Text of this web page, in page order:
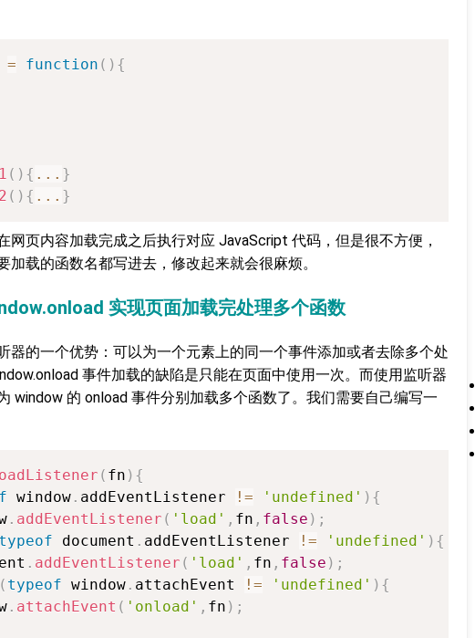
= function ( ) {
( ) { ... }
( ) { ... }
网页内容加载完成之后执行对应 JavaScript 代码，但是很不方便，
加载的函数名都写进去，修改起来就会很麻烦。
实现页面加载完处理多个函数
器的一个优势：可以为一个元素上的同一个事件添加或者去除多个处
事件加载的缺陷是只能在页面中使用一次。而使用监听器
window 的 onload 事件分别加载多个函数了。我们需要自己编写一
( fn ) {
window . addEventListener != 'undefined' ) {
. addEventListener ( 'load' , fn , false ) ;
typeof document . addEventListener != 'undefined' ) {
. addEventListener ( 'load' , fn , false ) ;
( typeof window . attachEvent != 'undefined' ) {
. attachEvent ( 'onload' , fn ) ;